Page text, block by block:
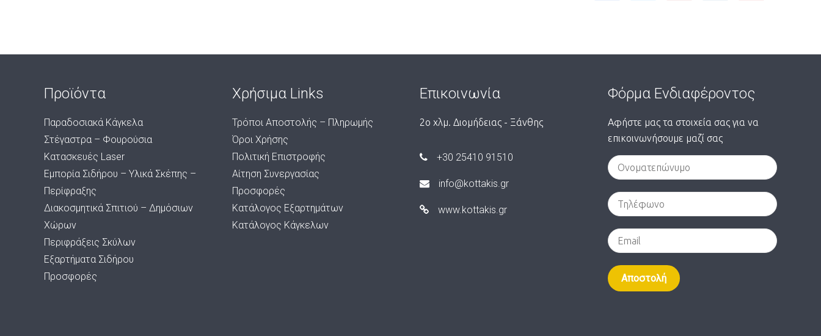
Προϊόντα
Παραδοσιακά Κάγκελα
Στέγαστρα – Φουρούσια
Κατασκευές Laser
Εμπορία Σιδήρου – Υλικά Σκέπης –
Περίφραξης
Διακοσμητικά Σπιτιού – Δημόσιων
Χώρων
Περιφράξεις Σκύλων
Εξαρτήματα Σιδήρου
Προσφορές
Χρήσιμα Links
Τρόποι Αποστολής – Πληρωμής
Όροι Χρήσης
Πολιτική Επιστροφής
Αίτηση Συνεργασίας
Προσφορές
Κατάλογος Εξαρτημάτων
Κατάλογος Κάγκελων
Επικοινωνία
2ο χλμ. Διομήδειας - Ξάνθης
+30 25410 91510
info@kottakis.gr
www.kottakis.gr
Φόρμα Ενδιαφέροντος
Αφήστε μας τα στοιχεία σας για να
επικοινωνήσουμε μαζί σας